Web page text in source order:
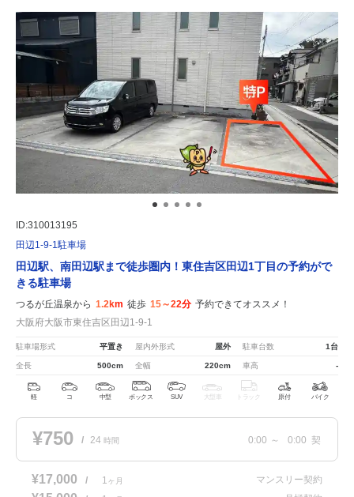
ID:310013195
田辺1-9-1駐車場
田辺駅、南田辺駅まで徒歩圏内！東住吉区田辺1丁目の予約がで
きる駐車場
つるが丘温泉から 1.2km 徒歩 15～22分 予約できてオススメ！
大阪府大阪市東住吉区田辺1-9-1
駐車場形式 平置き 屋内外形式 屋外 駐車台数 1台
全長 500cm 全幅 220cm 車高 -
軽 コ 中型 ボックス SUV 大型車 トラック 原付 バイク
¥750 / 24 時間 0:00 ～ 0:00 契
¥17,000 / 1 ヶ月 マンスリー契約